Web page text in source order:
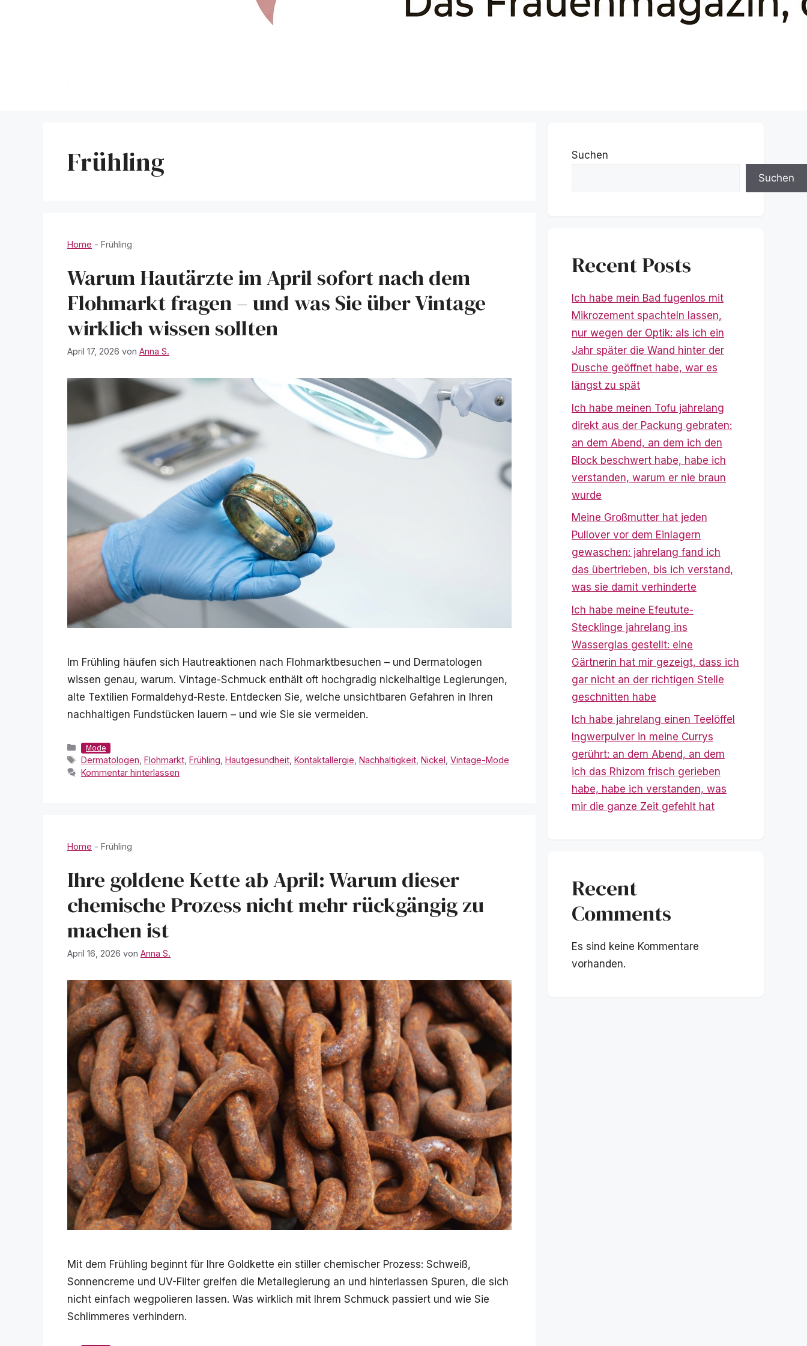
Frühling
Home - Frühling
Warum Hautärzte im April sofort nach dem
Flohmarkt fragen – und was Sie über Vintage
wirklich wissen sollten
April 17, 2026 von Anna S.
Im Frühling häufen sich Hautreaktionen nach Flohmarktbesuchen – und Dermatologen
wissen genau, warum. Vintage-Schmuck enthält oft hochgradig nickelhaltige Legierungen,
alte Textilien Formaldehyd-Reste. Entdecken Sie, welche unsichtbaren Gefahren in Ihren
nachhaltigen Fundstücken lauern – und wie Sie sie vermeiden.
Kategorien
Mode
Schlagwörter
Dermatologen ,Flohmarkt ,Frühling ,Hautgesundheit ,Kontaktallergie ,Nachhaltigkeit ,Nickel ,Vintage-Mode
Kommentar hinterlassen
Home - Frühling
Ihre goldene Kette ab April: Warum dieser
chemische Prozess nicht mehr rückgängig zu
machen ist
April 16, 2026 von Anna S.
Mit dem Frühling beginnt für Ihre Goldkette ein stiller chemischer Prozess: Schweiß,
Sonnencreme und UV-Filter greifen die Metallegierung an und hinterlassen Spuren, die sich
nicht einfach wegpolieren lassen. Was wirklich mit Ihrem Schmuck passiert und wie Sie
Schlimmeres verhindern.
Suchen
Suchen
Recent Posts
Ich habe mein Bad fugenlos mit
Mikrozement spachteln lassen,
nur wegen der Optik: als ich ein
Jahr später die Wand hinter der
Dusche geöffnet habe, war es
längst zu spät
Ich habe meinen Tofu jahrelang
direkt aus der Packung gebraten:
an dem Abend, an dem ich den
Block beschwert habe, habe ich
verstanden, warum er nie braun
wurde
Meine Großmutter hat jeden
Pullover vor dem Einlagern
gewaschen: jahrelang fand ich
das übertrieben, bis ich verstand,
was sie damit verhinderte
Ich habe meine Efeutute-
Stecklinge jahrelang ins
Wasserglas gestellt: eine
Gärtnerin hat mir gezeigt, dass ich
gar nicht an der richtigen Stelle
geschnitten habe
Ich habe jahrelang einen Teelöffel
Ingwerpulver in meine Currys
gerührt: an dem Abend, an dem
ich das Rhizom frisch gerieben
habe, habe ich verstanden, was
mir die ganze Zeit gefehlt hat
Recent
Comments
Es sind keine Kommentare
vorhanden.